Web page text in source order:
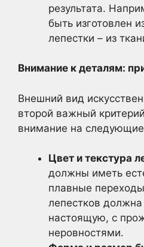
результата.
быть изготовлен
лепестки – из
Внимание к деталям:
Внешний вид
второй важный
внимание на
Цвет и текстура
должны иметь
плавные
лепестков
настоящую, с
неровностями.